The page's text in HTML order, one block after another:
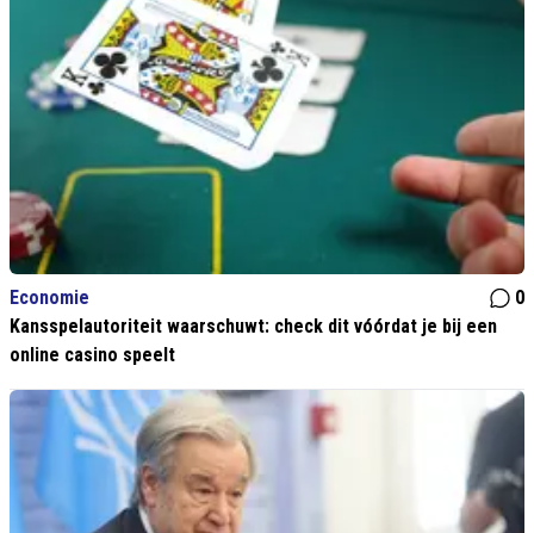
Economie
0
Kansspelautoriteit waarschuwt: check dit vóórdat je bij een
online casino speelt